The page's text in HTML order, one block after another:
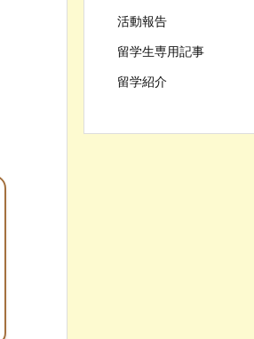
活動報告
留学生専用記事
留学紹介